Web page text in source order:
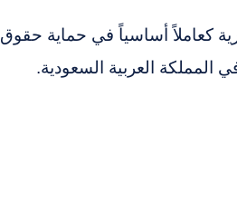
كعاملاً أساسياً في حماية حقوق
المملكة العربية السعودية.